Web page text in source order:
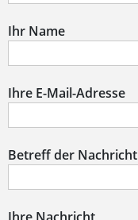
Ihr Name
Ihre E-Mail-Adresse
Betreff der Nachricht